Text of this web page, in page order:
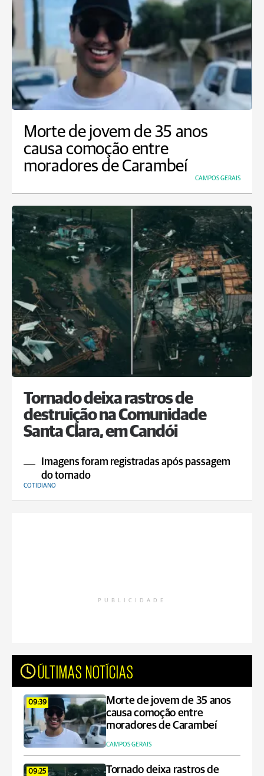
Morte de jovem de 35 anos
causa comoção entre
moradores de Carambeí
CAMPOS GERAIS
Tornado deixa rastros de
destruição na Comunidade
Santa Clara, em Candói
Imagens foram registradas após passagem
do tornado
COTIDIANO
PUBLICIDADE
ÚLTIMAS NOTÍCIAS
09:39
Morte de jovem de 35 anos
causa comoção entre
moradores de Carambeí
CAMPOS GERAIS
09:25
Tornado deixa rastros de